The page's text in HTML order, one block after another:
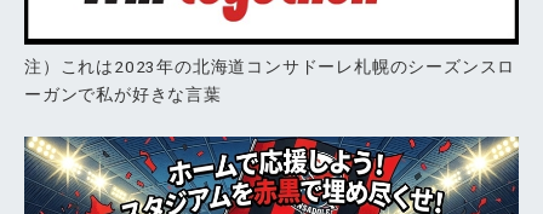
注）これは2023年の北海道コンサドーレ札幌のシーズンスロ
ーガンで私が好きな言葉